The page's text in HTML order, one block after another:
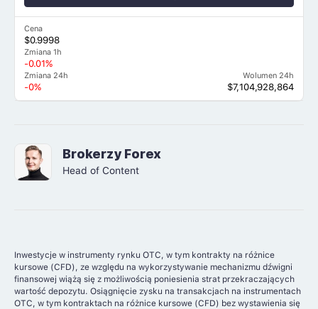
Cena
$0.9998
Zmiana 1h
-0.01%
Zmiana 24h
-0%
Wolumen 24h
$7,104,928,864
Brokerzy Forex
Head of Content
Inwestycje w instrumenty rynku OTC, w tym kontrakty na różnice
kursowe (CFD), ze względu na wykorzystywanie mechanizmu dźwigni
finansowej wiążą się z możliwością poniesienia strat przekraczających
wartość depozytu. Osiągnięcie zysku na transakcjach na instrumentach
OTC, w tym kontraktach na różnice kursowe (CFD) bez wystawienia się